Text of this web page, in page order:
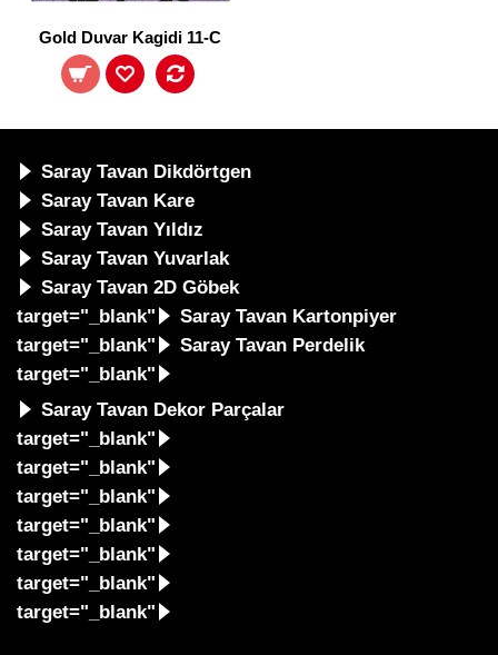
Gold Duvar Kagidi 11-C
Saray Tavan Dikdörtgen
Saray Tavan Kare
Saray Tavan Yıldız
Saray Tavan Yuvarlak
Saray Tavan 2D Göbek
target="_blank"
Saray Tavan Kartonpiyer
target="_blank"
Saray Tavan Perdelik
target="_blank"
Saray Tavan Dekor Parçalar
target="_blank"
target="_blank"
target="_blank"
target="_blank"
target="_blank"
target="_blank"
target="_blank"